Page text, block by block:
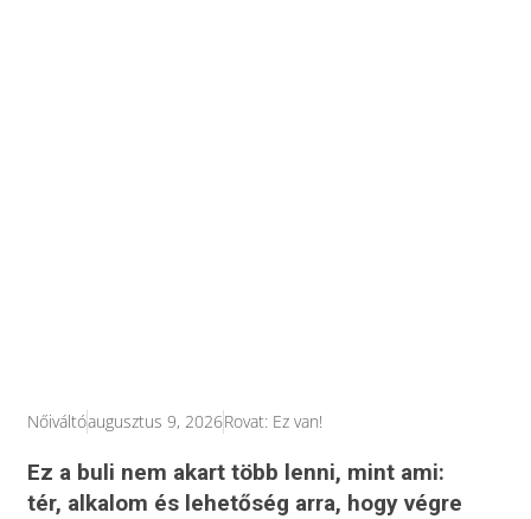
Nőiváltóaugusztus 9, 2026Rovat: Ez van!
Ez a buli nem akart több lenni, mint ami:
tér, alkalom és lehetőség arra, hogy végre